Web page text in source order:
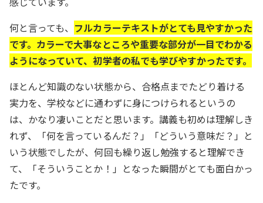
何と言っても、 フルカラーテキストがとても見やすかった
です。カラーで大事なところや重要な部分が一目でわかる
ようになっていて、初学者の私でも学びやすかったです。
ほとんど知識のない状態から、合格点までたどり着ける
実力を、学校などに通わずに身につけられるというの
は、かなり凄いことだと思います。講義も初めは理解しき
れず、「何を言っているんだ？」「どういう意味だ？」と
いう状態でしたが、何回も繰り返し勉強すると理解でき
て、「そういうことか！」となった瞬間がとても面白かっ
たです。